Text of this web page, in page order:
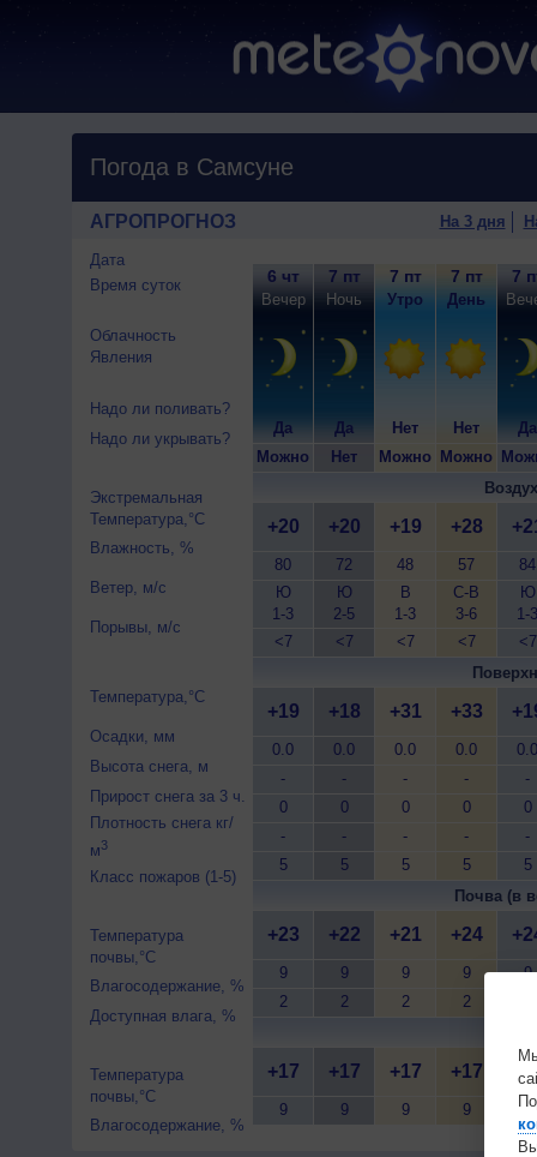
Погода в Самсуне
АГРОПРОГНОЗ На 3 дня
Дата
Время суток
Облачность
Явления
Надо ли поливать?
Надо ли укрывать?
Экстремальная
Температура,°C
Влажность, %
Ветер, м/с
Порывы, м/с
Температура,°C
Осадки, мм
Высота снега, м
Прирост снега за 3 ч.
Плотность снега кг/
м3
Класс пожаров (1-5)
Температура
почвы,°C
Влагосодержание, %
Доступная влага, %
Температура
почвы,°C
Влагосодержание, %
6 чт
Вечер
Да
Можно
7 пт
Ночь
Да
Нет
7 пт
Утро
Нет
Можно
7 пт
День
Нет
Можно
7
Да
+20
80
Ю
1-3
<7
+20
72
Ю
2-5
<7
+19
48
В
1-3
<7
+28
57
С-В
3-6
<7
84
Ю
1-3
<7
+19
0.0
-
0
-
5
+18
0.0
-
0
-
5
+31
0.0
-
0
-
5
+33
0.0
-
0
-
5
0.0
-
0
-
5
Почва (в
+23
9
2
+22
9
2
+21
9
2
+24
9
2
9
+17
9
+17
9
+17
9
+17
9 9